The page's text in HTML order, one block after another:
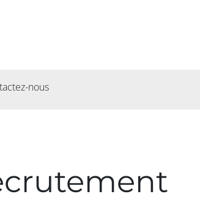
nous